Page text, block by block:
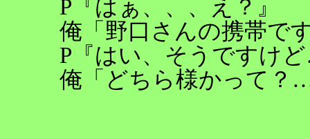
P『はぁ、、、え？』
俺「野口さんの携帯で
P『はい、そうですけ
俺「どちら様かって